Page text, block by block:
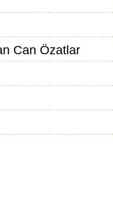
Can Özatlar